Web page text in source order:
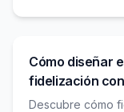
Cómo diseñar
fidelización
Descubre cómo